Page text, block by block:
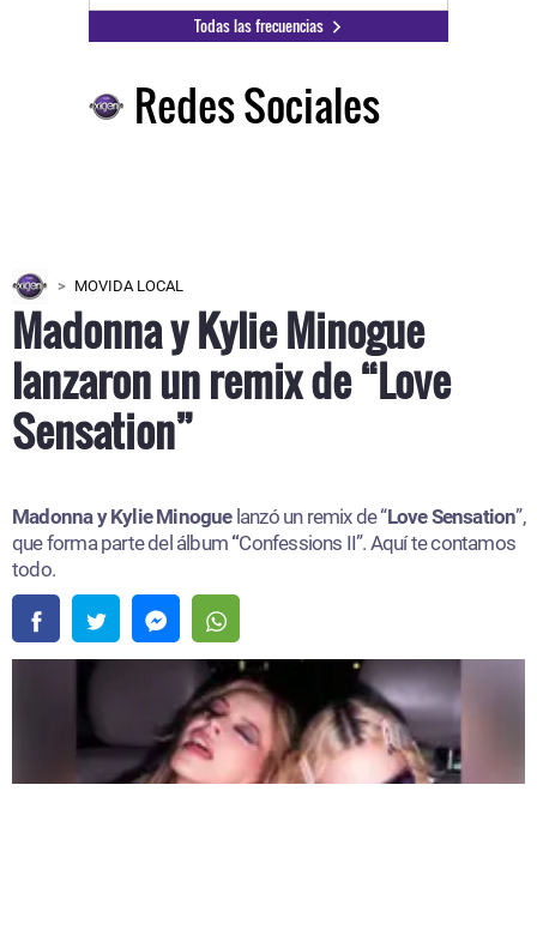
Todas las frecuencias
Redes Sociales
Madonna y Kylie Minogue
lanzaron un remix de “Love
Sensation”
que forma parte del álbum“Confessions II”. Aquí te contamos
todo.